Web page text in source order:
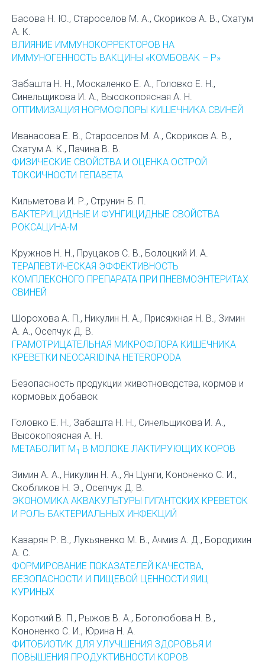
Басова Н. Ю., Староселов М. А., Скориков А. В., Схатум
А. К.
ВЛИЯНИЕ ИММУНОКОРРЕКТОРОВ НА
ИММУНОГЕННОСТЬ ВАКЦИНЫ «КОМБОВАК – Р»
Забашта Н. Н., Москаленко Е. А., Головко Е. Н.,
Синельщикова И. А., Высокопоясная А. Н.
ОПТИМИЗАЦИЯ НОРМОФЛОРЫ КИШЕЧНИКА СВИНЕЙ
Иванасова Е. В., Староселов М. А., Скориков А. В.,
Схатум А. К., Пачина В. В.
ФИЗИЧЕСКИЕ СВОЙСТВА И ОЦЕНКА ОСТРОЙ
ТОКСИЧНОСТИ ГЕПАВЕТА
Кильметова И. Р., Струнин Б. П.
БАКТЕРИЦИДНЫЕ И ФУНГИЦИДНЫЕ СВОЙСТВА
РОКСАЦИНА-М
Кружнов Н. Н., Пруцаков С. В., Болоцкий И. А.
ТЕРАПЕВТИЧЕСКАЯ ЭФФЕКТИВНОСТЬ
КОМПЛЕКСНОГО ПРЕПАРАТА ПРИ ПНЕВМОЭНТЕРИТАХ
СВИНЕЙ
Шорохова А. П., Никулин Н. А., Присяжная Н. В., Зимин
А. А., Осепчук Д. В.
ГРАМОТРИЦАТЕЛЬНАЯ МИКРОФЛОРА КИШЕЧНИКА
КРЕВЕТКИ NEOCARIDINA HETEROPODA
Безопасность продукции животноводства, кормов и
кормовых добавок
Головко Е. Н., Забашта Н. Н., Синельщикова И. А.,
Высокопоясная А. Н.
МЕТАБОЛИТ М1 В МОЛОКЕ ЛАКТИРУЮЩИХ КОРОВ
Зимин А. А., Никулин Н. А., Ян Цунги, Кононенко С. И.,
Скобликов Н. Э., Осепчук Д. В.
ЭКОНОМИКА АКВАКУЛЬТУРЫ ГИГАНТСКИХ КРЕВЕТОК
И РОЛЬ БАКТЕРИАЛЬНЫХ ИНФЕКЦИЙ
Казарян Р. В., Лукьяненко М. В., Ачмиз А. Д., Бородихин
А. С.
ФОРМИРОВАНИЕ ПОКАЗАТЕЛЕЙ КАЧЕСТВА,
БЕЗОПАСНОСТИ И ПИЩЕВОЙ ЦЕННОСТИ ЯИЦ
КУРИНЫХ
Короткий В. П., Рыжов В. А., Боголюбова Н. В.,
Кононенко С. И., Юрина Н. А.
ФИТОБИОТИК ДЛЯ УЛУЧШЕНИЯ ЗДОРОВЬЯ И
ПОВЫШЕНИЯ ПРОДУКТИВНОСТИ КОРОВ